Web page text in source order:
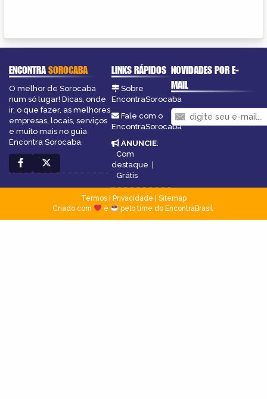
ENCONTRASOROCABA
O melhor de Sorocaba
num só lugar! Dicas, onde
ir, o que fazer, as melhores
empresas, locais, serviços
e muito mais no guia
Encontra Sorocaba.
LINKS RÁPIDOS
Sobre
EncontraSorocaba
Fale com o
EncontraSorocaba
ANUNCIE:
Com
destaque
Grátis
NOVIDADES POR E-
MAIL
Termos| Privacidade
Sitemap
Criado com
e pelo time do EncontraBrasil